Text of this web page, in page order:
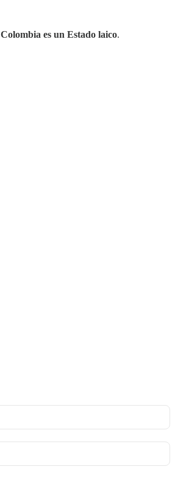
Colombia es un Estado laico.